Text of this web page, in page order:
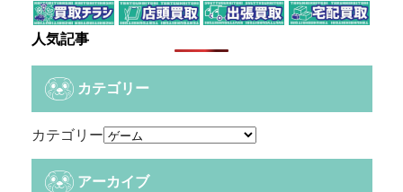
人気記事
カテゴリー
カテゴリー
アーカイブ